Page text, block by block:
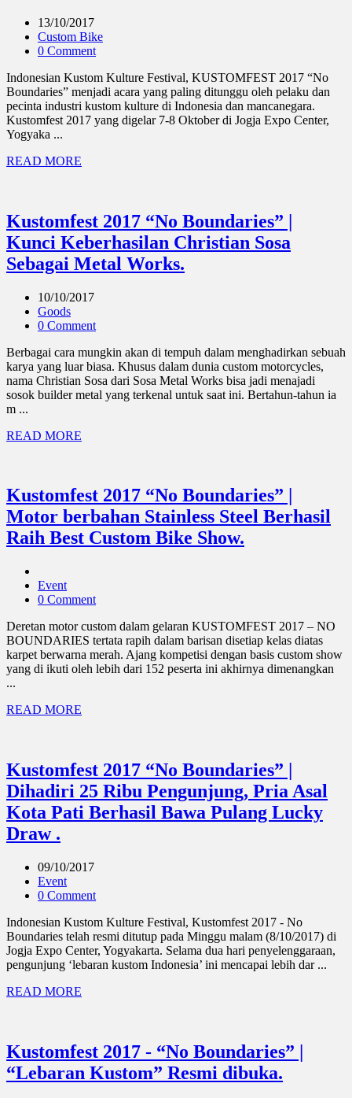
13/10/2017
Custom Bike
0 Comment
Indonesian Kustom Kulture Festival, KUSTOMFEST 2017 “No
Boundaries” menjadi acara yang paling ditunggu oleh pelaku dan
pecinta industri kustom kulture di Indonesia dan mancanegara.
Kustomfest 2017 yang digelar 7-8 Oktober di Jogja Expo Center,
Yogyaka ...
READ MORE
Kustomfest 2017 “No Boundaries” |
Kunci Keberhasilan Christian Sosa
Sebagai Metal Works.
10/10/2017
Goods
0 Comment
Berbagai cara mungkin akan di tempuh dalam menghadirkan sebuah
karya yang luar biasa. Khusus dalam dunia custom motorcycles,
nama Christian Sosa dari Sosa Metal Works bisa jadi menajadi
sosok builder metal yang terkenal untuk saat ini. Bertahun-tahun ia
m ...
READ MORE
Kustomfest 2017 “No Boundaries” |
Motor berbahan Stainless Steel Berhasil
Raih Best Custom Bike Show.
Event
0 Comment
Deretan motor custom dalam gelaran KUSTOMFEST 2017 – NO
BOUNDARIES tertata rapih dalam barisan disetiap kelas diatas
karpet berwarna merah. Ajang kompetisi dengan basis custom show
yang di ikuti oleh lebih dari 152 peserta ini akhirnya dimenangkan
...
READ MORE
Kustomfest 2017 “No Boundaries” |
Dihadiri 25 Ribu Pengunjung, Pria Asal
Kota Pati Berhasil Bawa Pulang Lucky
Draw .
09/10/2017
Event
0 Comment
Indonesian Kustom Kulture Festival, Kustomfest 2017 - No
Boundaries telah resmi ditutup pada Minggu malam (8/10/2017) di
Jogja Expo Center, Yogyakarta. Selama dua hari penyelenggaraan,
pengunjung ‘lebaran kustom Indonesia’ ini mencapai lebih dar ...
READ MORE
Kustomfest 2017 - “No Boundaries” |
“Lebaran Kustom” Resmi dibuka.